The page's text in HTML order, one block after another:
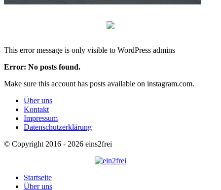
This error message is only visible to WordPress admins
Error: No posts found.
Make sure this account has posts available on instagram.com.
Über uns
Kontakt
Impressum
Datenschutzerklärung
© Copyright 2016 - 2026 eins2frei
Startseite
Über uns